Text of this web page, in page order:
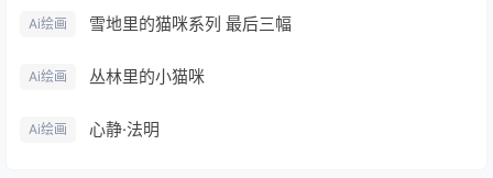
Ai绘画 雪地里的猫咪系列 最后三幅
Ai绘画 丛林里的小猫咪
Ai绘画 心静·法明